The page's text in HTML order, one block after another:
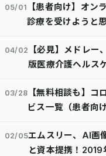
05/01
【患者向け】オン
診療を受けようと
04/02
【必見】メドレ
版医療介護ヘルス
03/28
【無料相談も】コ
ビス一覧（患者向
02/05エムスリー、AI画
と資本提携！